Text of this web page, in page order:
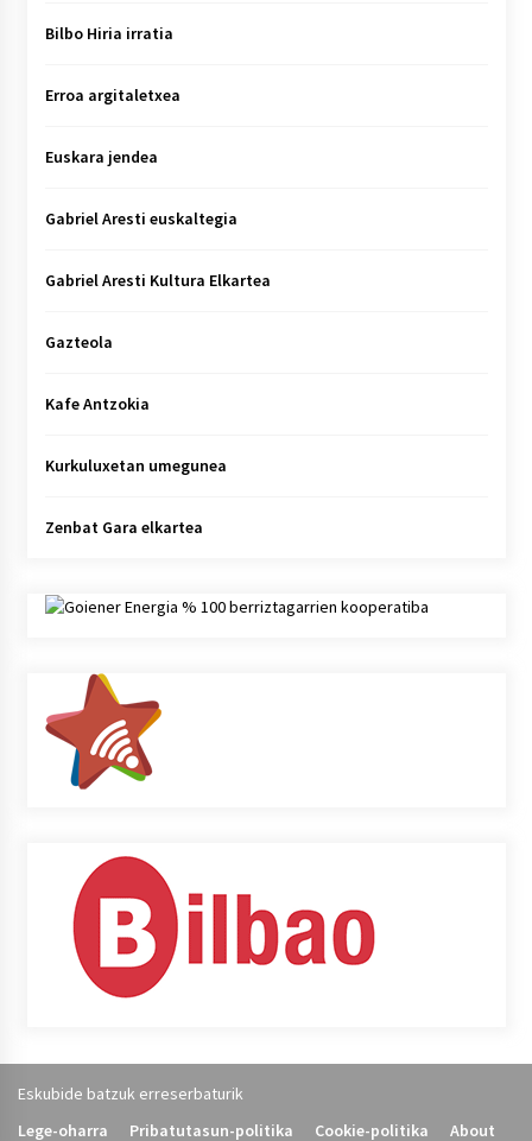
Bilbo Hiria irratia
Erroa argitaletxea
Euskara jendea
Gabriel Aresti euskaltegia
Gabriel Aresti Kultura Elkartea
Gazteola
Kafe Antzokia
Kurkuluxetan umegunea
Zenbat Gara elkartea
Eskubide batzuk erreserbaturik
Lege-oharra
Pribatutasun-politika Cookie-politika About